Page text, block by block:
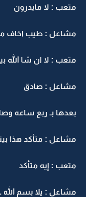
متعب : لا مايدرون
مشاعل : طيب اخاف
متعب : لا ان شا الله
مشاعل : صادق
بعدها بـ ربع ساعه
مشاعل : متأكد هذا
متعب : إيه متأكد
مشاعل : يلا بسم الله